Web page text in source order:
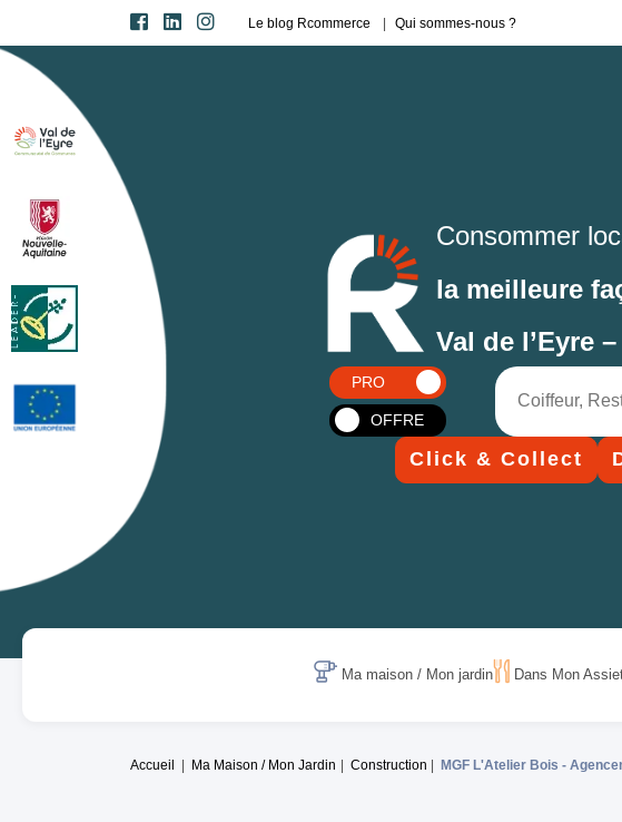
Le blog Rcommerce Qui sommes-nous ?
Consommer
la meilleure
Val de l’Eyre
PRO
OFFRE
Click & Collect
Ma maison / Mon jardin Dans Mon
Accueil Ma Maison / Mon Jardin Construction MGF L'Atelier Bois -